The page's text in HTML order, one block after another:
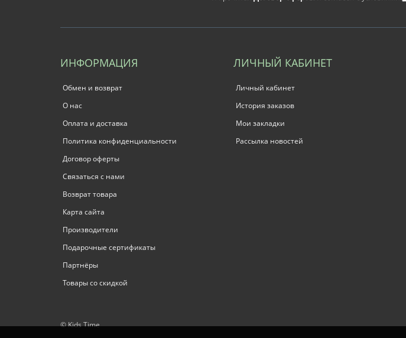
ИНФОРМАЦИЯ
Обмен и возврат
О нас
Оплата и доставка
Политика конфиденциальности
Договор оферты
Связаться с нами
Возврат товара
Карта сайта
Производители
Подарочные сертификаты
Партнёры
Товары со скидкой
ЛИЧНЫЙ КАБИНЕТ
Личный кабинет
История заказов
Мои закладки
Рассылка новостей
© Kids Time